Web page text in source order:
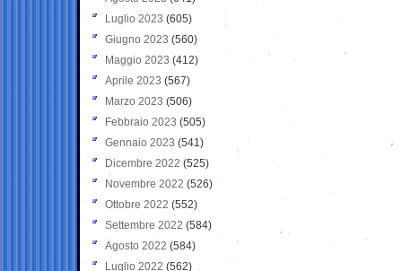
Luglio 2023 (605)
Giugno 2023 (560)
Maggio 2023 (412)
Aprile 2023 (567)
Marzo 2023 (506)
Febbraio 2023 (505)
Gennaio 2023 (541)
Dicembre 2022 (525)
Novembre 2022 (526)
Ottobre 2022 (552)
Settembre 2022 (584)
Agosto 2022 (584)
Luglio 2022 (562)